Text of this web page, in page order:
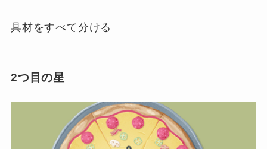
具材をすべて分ける
2つ目の星